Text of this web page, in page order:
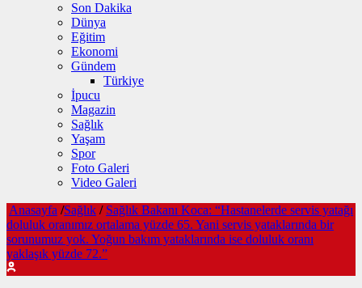
Son Dakika
Dünya
Eğitim
Ekonomi
Gündem
Türkiye
İpucu
Magazin
Sağlık
Yaşam
Spor
Foto Galeri
Video Galeri
Anasayfa /Sağlık / Sağlık Bakanı Koca: “Hastanelerde servis yatağı
doluluk oranımız ortalama yüzde 65. Yani servis yataklarında bir
sorunumuz yok. Yoğun bakım yataklarında ise doluluk oranı
yaklaşık yüzde 72.”